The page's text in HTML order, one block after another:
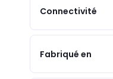
Connectivité
Fabriqué en